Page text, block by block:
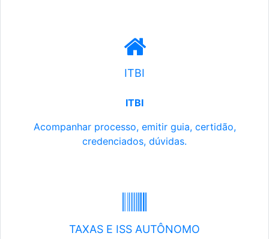
ITBI
ITBI
Acompanhar processo, emitir guia, certidão,
credenciados, dúvidas.
TAXAS E ISS AUTÔNOMO